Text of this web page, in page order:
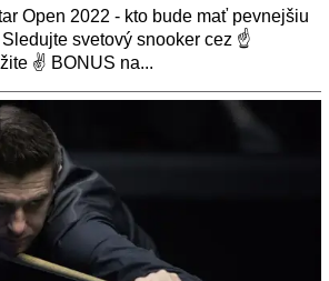
Open 2022 - kto bude mať pevnejšiu
svetový snooker cez ☝
✌ BONUS na...